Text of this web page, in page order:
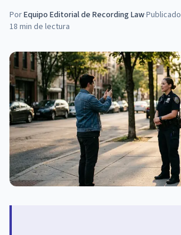
PorEquipo Editorial de Recording Law·Publicado
18 min de lectura